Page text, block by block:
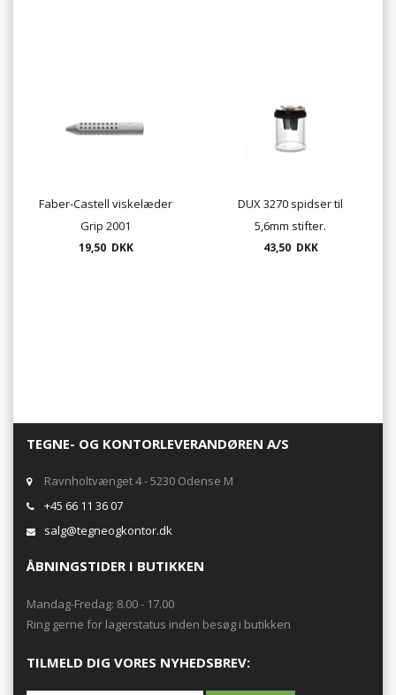
Faber-Castell viskelæder
Grip 2001
19,50 DKK
DUX 3270 spidser til
5,6mm stifter.
43,50 DKK
TEGNE- OG KONTORLEVERANDØREN A/S
Ravnholtvænget 4 - 5230 Odense M
+45 66 11 36 07
salg@tegneogkontor.dk
ÅBNINGSTIDER I BUTIKKEN
Mandag-Fredag: 8.00 - 17.00
Ring gerne for lagerstatus inden besøg i butikken
TILMELD DIG VORES NYHEDSBREV: